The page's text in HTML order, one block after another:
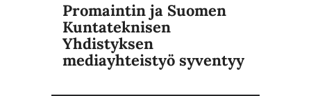
Promaintin ja Suomen
Kuntateknisen
Yhdistyksen
mediayhteistyö syventyy